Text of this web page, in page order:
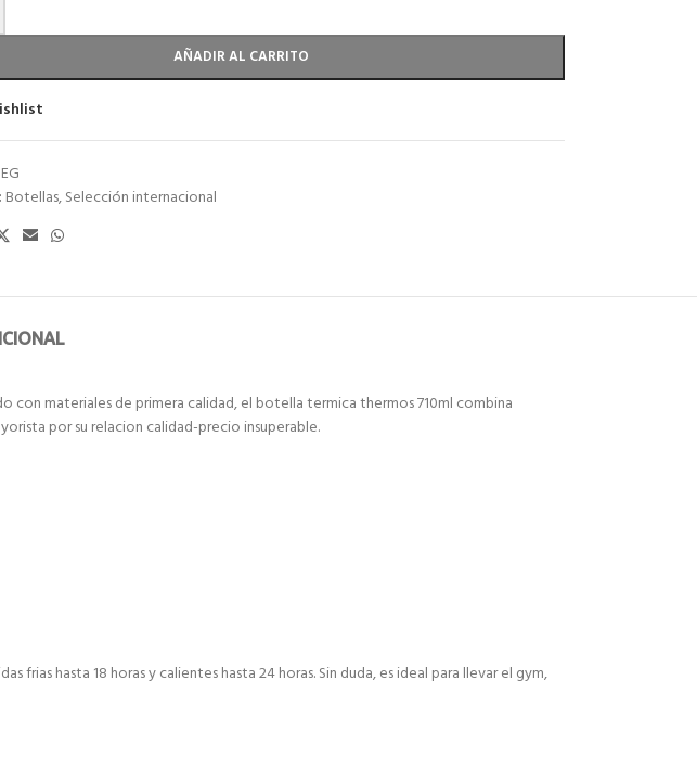
AÑADIR AL CARRITO
Botellas,Selección internacional
materiales de primera calidad, el botella termica thermos 710ml combina
por su relacion calidad-precio insuperable.
hasta 18 horas y calientes hasta 24 horas. Sin duda, es ideal para llevar el gym,